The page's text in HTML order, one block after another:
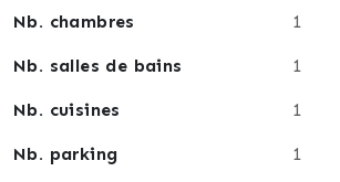
Nb. chambres 1
Nb. salles de bains 1
Nb. cuisines 1
Nb. parking 1